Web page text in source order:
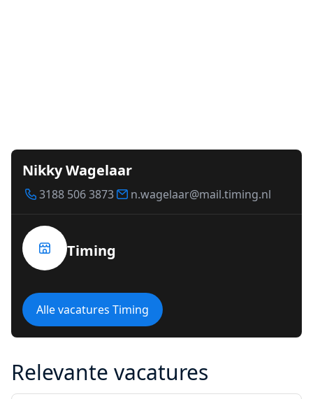
Nikky Wagelaar
3188 506 3873 n.wagelaar@mail.timing.nl
Timing
Alle vacatures Timing
Relevante vacatures